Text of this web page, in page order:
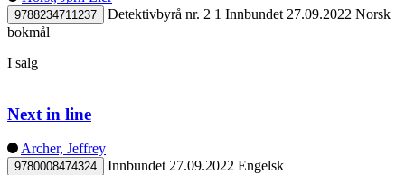
9788234711237 Detektivbyrå nr. 2 1 Innbundet 27.09.2022 Norsk
bokmål
I salg
Next in line
Archer, Jeffrey
9780008474324 Innbundet 27.09.2022 Engelsk